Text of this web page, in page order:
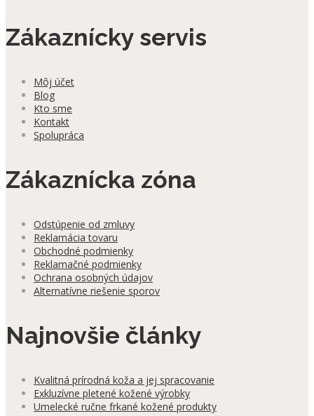
Zákaznícky servis
Môj účet
Blog
Kto sme
Kontakt
Spolupráca
Zákaznícka zóna
Odstúpenie od zmluvy
Reklamácia tovaru
Obchodné podmienky
Reklamačné podmienky
Ochrana osobných údajov
Alternatívne riešenie sporov
Najnovšie články
Kvalitná prírodná koža a jej spracovanie
Exkluzívne pletené kožené výrobky
Umelecké ručne frkané kožené produkty